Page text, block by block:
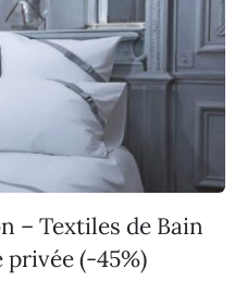
– Textiles de Bain
(-45%)